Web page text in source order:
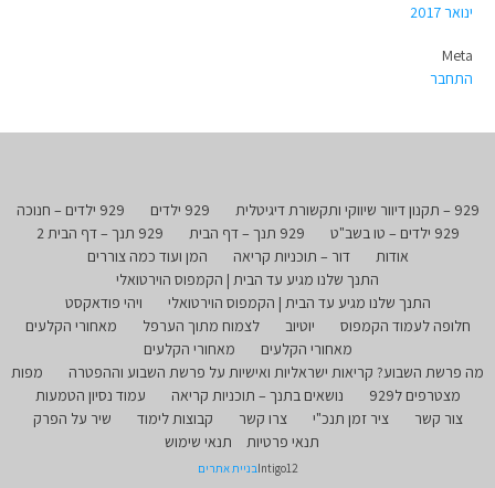
ינואר 2017
Meta
התחבר
929 – תקנון דיוור שיווקי ותקשורת דיגיטלית 929 ילדים
929 ילדים – חנוכה
929 ילדים – טו בשב"ט
929 תנך – דף הבית
929 תנך – דף הבית 2
אודות
דור – תוכניות קריאה
המן ועוד כמה צוררים
התנך שלנו מגיע עד הבית | הקמפוס הוירטואלי
התנך שלנו מגיע עד הבית | הקמפוס הוירטואלי
ויהי פודאקסט
חלופה לעמוד הקמפוס
יוטיוב לצמוח מתוך הערפל
מאחורי הקלעים
מאחורי הקלעים
מאחורי הקלעים
מה פרשת השבוע? קריאות ישראליות ואישיות על פרשת השבוע וההפטרה
מפות
מצטרפים ל929
נושאים בתנך – תוכניות קריאה
עמוד נסיון הטמעות
צור קשר
ציר זמן תנכ"י צרו קשר קבוצות לימוד
שיר על הפרק
תנאי פרטיות
תנאי שימוש
Intigo12בניית אתרים